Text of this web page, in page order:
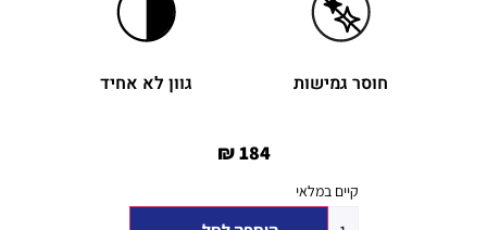
חוסר גמישות גוון לא אחיד
₪184
קיים במלאי